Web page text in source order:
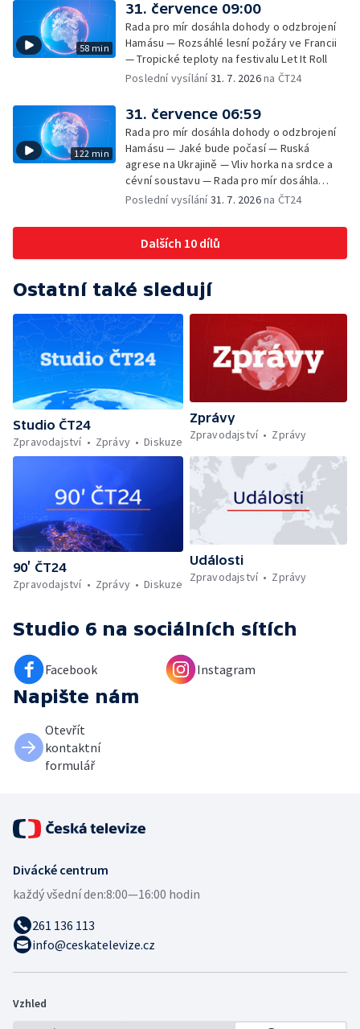
58 min
31. července 09:00
Rada pro mír dosáhla dohody o odzbrojení
Hamásu — Rozsáhlé lesní požáry ve Francii
— Tropické teploty na festivalu Let It Roll
Poslední vysílání31. 7. 2026na ČT24
122 min
31. července 06:59
Rada pro mír dosáhla dohody o odzbrojení
Hamásu — Jaké bude počasí — Ruská
agrese na Ukrajině — Vliv horka na srdce a
cévní soustavu — Rada pro mír dosáhla
dohody o odzbrojení Hamásu — Dokument
začíná výplata superdávky — Tropické
teploty zatěžují i volně žijící zvířata
Poslední vysílání31. 7. 2026na ČT24
Dalších 10 dílů
Ostatní také sledují
Studio ČT24
Zpravodajství
Zprávy Diskuze
Zprávy
Zpravodajství
Zprávy
90’ ČT24
Zpravodajství
Zprávy Diskuze
Události
Zpravodajství
Zprávy
Studio 6 na sociálních sítích
Facebook Instagram
Napište nám
Otevřít
kontaktní
formulář
Divácké centrum
každý všední den:8:00—16:00 hodin
261 136 113
info@ceskatelevize.cz
Vzhled